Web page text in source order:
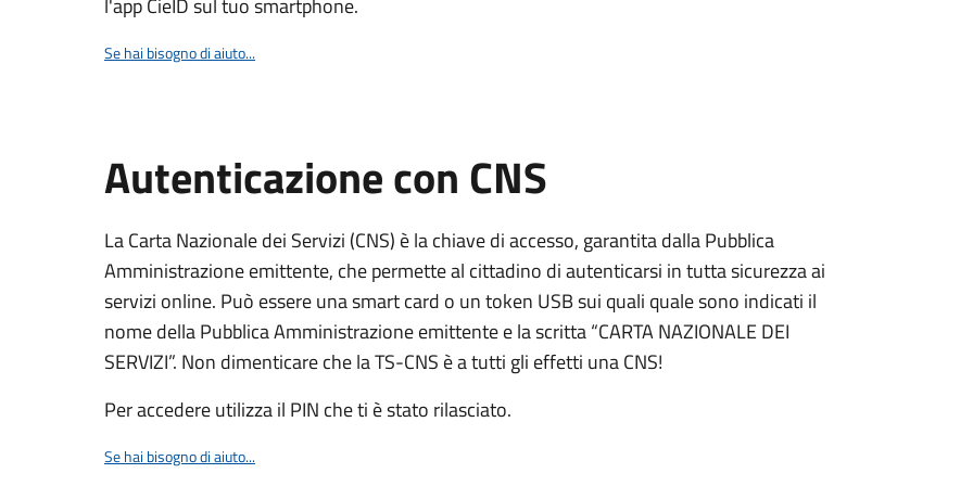
l'app CieID sul tuo smartphone.
Se hai bisogno di aiuto...
Autenticazione con CNS
La Carta Nazionale dei Servizi (CNS) è la chiave di accesso, garantita dalla Pubblica
Amministrazione emittente, che permette al cittadino di autenticarsi in tutta sicurezza ai
servizi online. Può essere una smart card o un token USB sui quali quale sono indicati il
nome della Pubblica Amministrazione emittente e la scritta “CARTA NAZIONALE DEI
SERVIZI”. Non dimenticare che la TS-CNS è a tutti gli effetti una CNS!
Per accedere utilizza il PIN che ti è stato rilasciato.
Se hai bisogno di aiuto...